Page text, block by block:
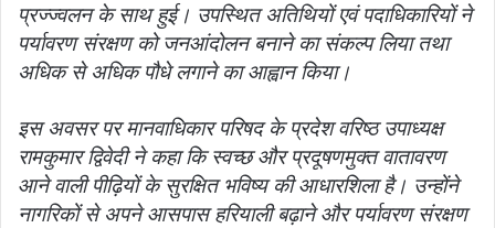
प्रज्ज्वलन के साथ हुई। उपस्थित अतिथियों एवं पदाधिकारियों ने
पर्यावरण संरक्षण को जनआंदोलन बनाने का संकल्प लिया तथा
अधिक से अधिक पौधे लगाने का आह्वान किया।
इस अवसर पर मानवाधिकार परिषद के प्रदेश वरिष्ठ उपाध्यक्ष
रामकुमार द्विवेदी ने कहा कि स्वच्छ और प्रदूषणमुक्त वातावरण
आने वाली पीढ़ियों के सुरक्षित भविष्य की आधारशिला है। उन्होंने
नागरिकों से अपने आसपास हरियाली बढ़ाने और पर्यावरण संरक्षण